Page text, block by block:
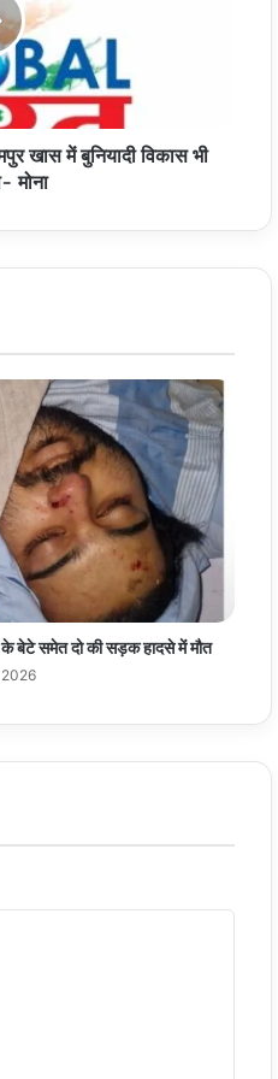
खास में बुनियादी विकास भी
मोना
बेटे समेत दो की सड़क हादसे में मौत